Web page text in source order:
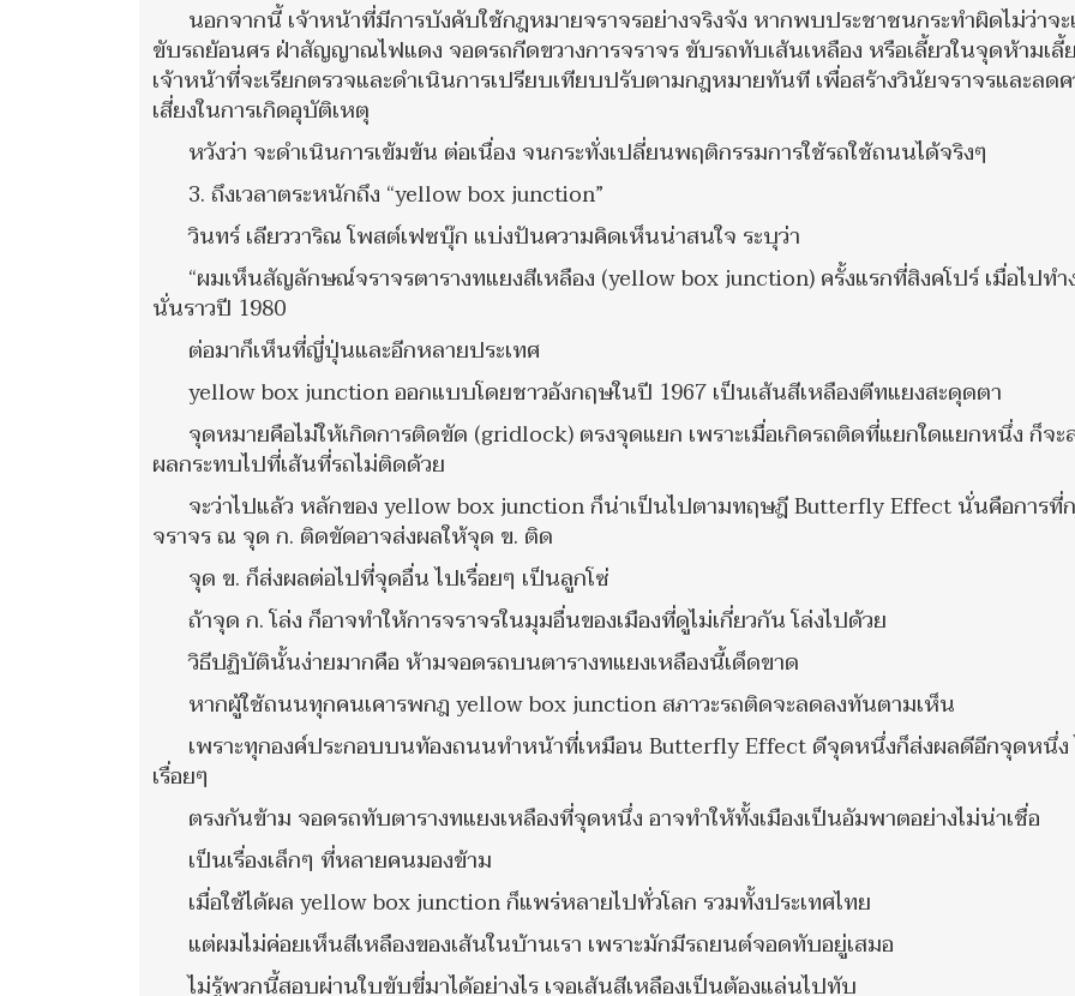
นอกจากนี้ เจ้าหน้าที่มีการบังคับใช้กฎหมายจราจรอย่างจริงจัง หากพบประชาชนกระทำผิดไม่ว่าจ
ขับรถย้อนศร ฝ่าสัญญาณไฟแดง จอดรถกีดขวางการจราจร ขับรถทับเส้นเหลือง หรือเลี้ยวในจุดห้ามเลี้
เจ้าหน้าที่จะเรียกตรวจและดำเนินการเปรียบเทียบปรับตามกฎหมายทันที เพื่อสร้างวินัยจราจรและลด
เสี่ยงในการเกิดอุบัติเหตุ
หวังว่า จะดำเนินการเข้มข้น ต่อเนื่อง จนกระทั่งเปลี่ยนพฤติกรรมการใช้รถใช้ถนนได้จริงๆ
3. ถึงเวลาตระหนักถึง “yellow box junction”
วินทร์ เลียววาริณ โพสต์เฟซบุ๊ก แบ่งปันความคิดเห็นน่าสนใจ ระบุว่า
“ผมเห็นสัญลักษณ์จราจรตารางทแยงสีเหลือง (yellow box junction) ครั้งแรกที่สิงคโปร์ เมื่อไปท
นั่นราวปี 1980
ต่อมาก็เห็นที่ญี่ปุ่นและอีกหลายประเทศ
yellow box junction ออกแบบโดยชาวอังกฤษในปี 1967 เป็นเส้นสีเหลืองตีทแยงสะดุดตา
จุดหมายคือไม่ให้เกิดการติดขัด (gridlock) ตรงจุดแยก เพราะเมื่อเกิดรถติดที่แยกใดแยกหนึ่ง ก็จะ
ผลกระทบไปที่เส้นที่รถไม่ติดด้วย
จะว่าไปแล้ว หลักของ yellow box junction ก็น่าเป็นไปตามทฤษฎี Butterfly Effect นั่นคือการที่
จราจร ณ จุด ก. ติดขัดอาจส่งผลให้จุด ข. ติด
จุด ข. ก็ส่งผลต่อไปที่จุดอื่น ไปเรื่อยๆ เป็นลูกโซ่
ถ้าจุด ก. โล่ง ก็อาจทำให้การจราจรในมุมอื่นของเมืองที่ดูไม่เกี่ยวกัน โล่งไปด้วย
วิธีปฏิบัตินั้นง่ายมากคือ ห้ามจอดรถบนตารางทแยงเหลืองนี้เด็ดขาด
หากผู้ใช้ถนนทุกคนเคารพกฎ yellow box junction สภาวะรถติดจะลดลงทันตามเห็น
เพราะทุกองค์ประกอบบนท้องถนนทำหน้าที่เหมือน Butterfly Effect ดีจุดหนึ่งก็ส่งผลดีอีกจุดหนึ่ง
เรื่อยๆ
ตรงกันข้าม จอดรถทับตารางทแยงเหลืองที่จุดหนึ่ง อาจทำให้ทั้งเมืองเป็นอัมพาตอย่างไม่น่าเชื่อ
เป็นเรื่องเล็กๆ ที่หลายคนมองข้าม
เมื่อใช้ได้ผล yellow box junction ก็แพร่หลายไปทั่วโลก รวมทั้งประเทศไทย
แต่ผมไม่ค่อยเห็นสีเหลืองของเส้นในบ้านเรา เพราะมักมีรถยนต์จอดทับอยู่เสมอ
ไม่รู้พวกนี้สอบผ่านใบขับขี่มาได้อย่างไร เจอเส้นสีเหลืองเป็นต้องแล่นไปทับ